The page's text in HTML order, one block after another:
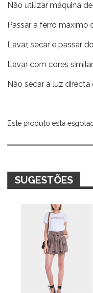
Não utilizar máquina
Passar a ferro máximo
Lavar, secar e passar
Lavar com cores
Não secar à luz directa
Este produto está
Alternative:
SUGESTÕES